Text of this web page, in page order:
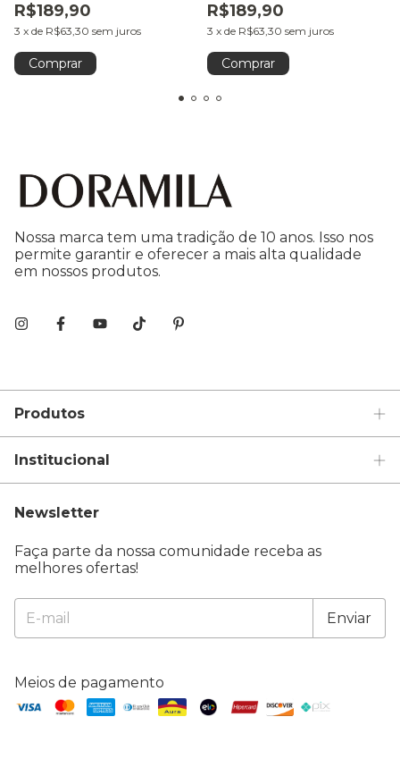
R$189,90
3 x de R$63,30 sem juros
Comprar
R$189,90
3 x de R$63,30 sem juros
Comprar
Nossa marca tem uma tradição de 10 anos. Isso nos
permite garantir e oferecer a mais alta qualidade
em nossos produtos.
Produtos
Institucional
Newsletter
Faça parte da nossa comunidade receba as
melhores ofertas!
Meios de pagamento